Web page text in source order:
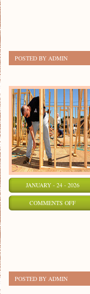
POSTED BY ADMIN
JANUARY - 24 - 2026
COMMENTS OFFON
POSTED BY ADMIN